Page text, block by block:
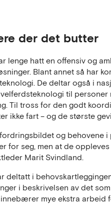
der det butter
lenge hatt en offensiv og
Blant annet så har
De deltar også i
til personer
Til tross for den godt
ikke fart – og de største
og behovene
for seg, men at de
Marit Svindland.
deltatt i
i beskrivelsen av det
mye ekstra arbeid